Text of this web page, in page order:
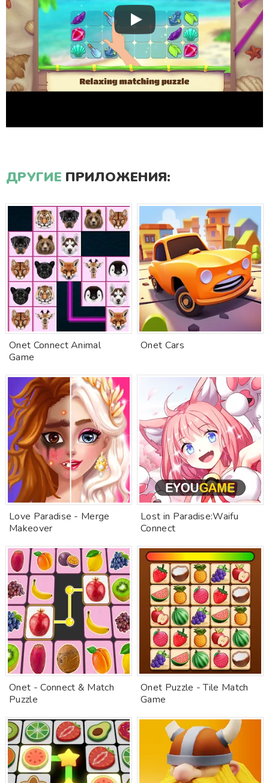
ДРУГИЕ ПРИЛОЖЕНИЯ:
Onet Connect Animal
Game
Onet Cars
Love Paradise - Merge
Makeover
Lost in Paradise:Waifu
Connect
Onet - Connect & Match
Puzzle
Onet Puzzle - Tile Match
Game